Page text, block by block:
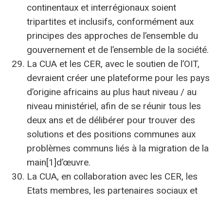
continentaux et interrégionaux soient
tripartites et inclusifs, conformément aux
principes des approches de l’ensemble du
gouvernement et de l’ensemble de la société.
La CUA et les CER, avec le soutien de l’OIT,
devraient créer une plateforme pour les pays
d’origine africains au plus haut niveau / au
niveau ministériel, afin de se réunir tous les
deux ans et de délibérer pour trouver des
solutions et des positions communes aux
problèmes communs liés à la migration de la
main[1]d’œuvre.
La CUA, en collaboration avec les CER, les
Etats membres, les partenaires sociaux et